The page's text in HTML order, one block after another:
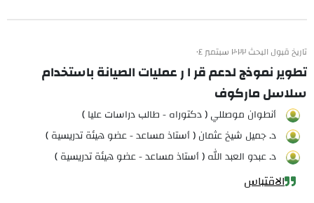
تاريخ قبول البحث ٢٠٢٢ سبتمبر ٠٤
تطویر نموذج لدعم قر ا ر عملیات الصیانة باستخدام
سلاسل ماركوف
أنطوان موصللي ( دكتوراه - طالب دراسات عليا )
د. جميل شيخ عثمان ( أستاذ مساعد - عضو هيئة تدريسية )
د. عبدو العبد الله ( أستاذ مساعد - عضو هيئة تدريسية )
الاقتباس